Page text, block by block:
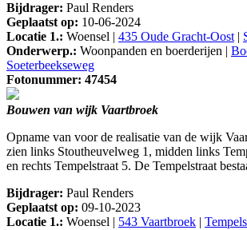
Bijdrager: Paul Renders
Geplaatst op: 10-06-2024
Locatie 1.: Woensel | 435 Oude Gracht-Oost |
Onderwerp.: Woonpanden en boerderijen |
Soeterbeekseweg
Fotonummer: 47454
Bouwen van wijk Vaartbroek
Opname van voor de realisatie van de wijk
zien links Stoutheuvelweg 1, midden links
en rechts Tempelstraat 5. De Tempelstraat
Bijdrager: Paul Renders
Geplaatst op: 09-10-2023
Locatie 1.: Woensel | 543 Vaartbroek |